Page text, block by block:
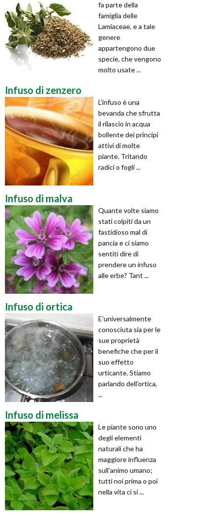
fa parte della
famiglia delle
Lamiaceae, e a tale
genere
appartengono due
specie, che vengono
molto usate ...
Infuso di zenzero
L’infuso è una
bevanda che sfrutta
il rilascio in acqua
bollente dei principi
attivi di molte
piante. Tritando
radici o fogli ...
Infuso di malva
Quante volte siamo
stati colpiti da un
fastidioso mal di
pancia e ci siamo
sentiti dire di
prendere un infuso
alle erbe? Tant ...
Infuso di ortica
E’universalmente
conosciuta sia per le
sue proprietà
benefiche che per il
suo effetto
urticante. Stiamo
parlando dell’ortica,
...
Infuso di melissa
Le piante sono uno
degli elementi
naturali che ha
maggiore influenza
sull’animo umano;
tutti noi prima o poi
nella vita ci si ...